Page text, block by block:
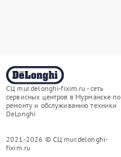
СЦ mur.delonghi-fixim.ru - сеть
сервисных центров в Мурманске по
ремонту и обслуживанию техники
DeLonghi
2021-2026 © СЦ mur.delonghi-
fixim.ru